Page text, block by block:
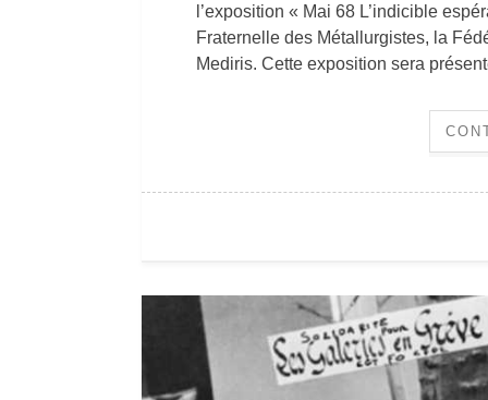
l’exposition « Mai 68 L’indicible
Fraternelle des Métallurgistes, la
Mediris. Cette exposition sera